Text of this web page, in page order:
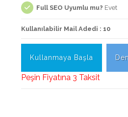
Full SEO Uyumlu mu? Evet
Kullanılabilir Mail Adedi : 10
Kullanmaya Başla
Peşin Fiyatına 3 Taksit